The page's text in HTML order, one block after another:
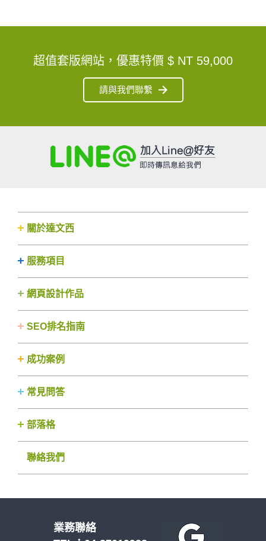
超值套版網站，優惠特價 $ NT 59,000
請與我們聯繫
關於達文西
服務項目
網頁設計作品
SEO排名指南
成功案例
常見問答
部落格
聯絡我們
業務聯絡